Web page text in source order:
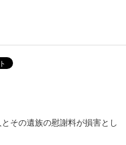
その遺族の慰謝料が損害とし